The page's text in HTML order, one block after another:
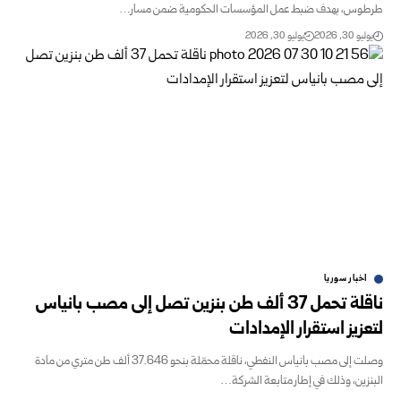
طرطوس، بهدف ضبط عمل المؤسسات الحكومية ضمن مسار…
يوليو 30, 2026 يوليو 30, 2026
اخبار سوريا
ناقلة تحمل 37 ألف طن بنزين تصل إلى مصب بانياس
لتعزيز استقرار الإمدادات
وصلت إلى مصب بانياس النفطي، ناقلة محمّلة بنحو 37.646 ألف طن متري من مادة
البنزين، وذلك في إطار متابعة الشركة…